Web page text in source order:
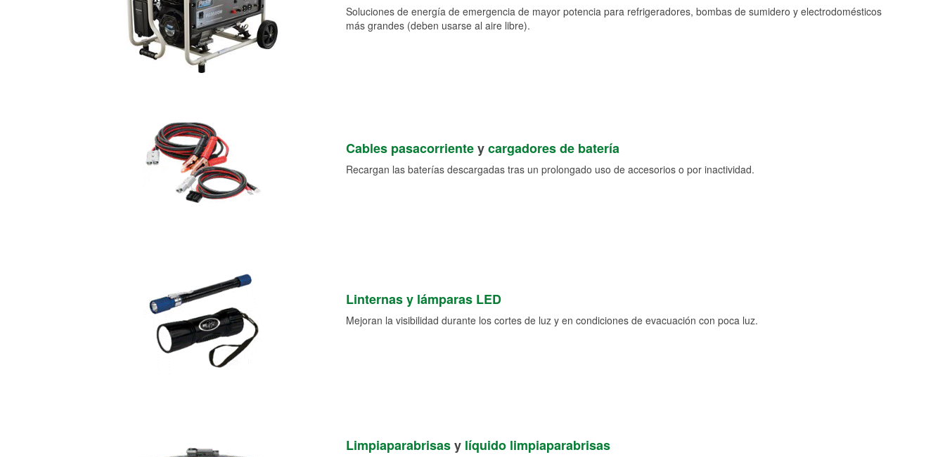
Soluciones de energía de emergencia de mayor potencia para refrigeradores, bombas de sumidero y electrodomésticos
más grandes (deben usarse al aire libre).
Cables pasacorrienteycargadores de batería
Recargan las baterías descargadas tras un prolongado uso de accesorios o por inactividad.
Linternas y lámparas LED
Mejoran la visibilidad durante los cortes de luz y en condiciones de evacuación con poca luz.
Limpiaparabrisasy líquido limpiaparabrisas